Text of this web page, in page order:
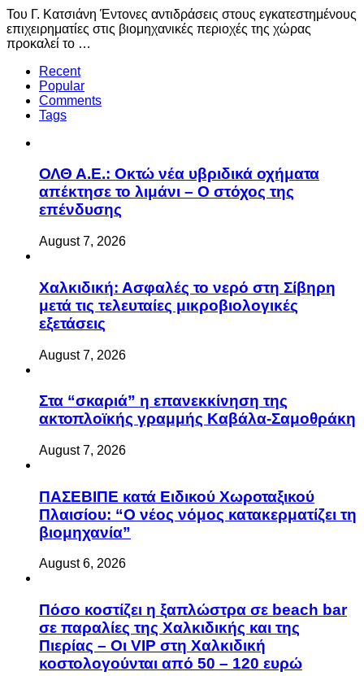
Του Γ. Κατσιάνη Έντονες αντιδράσεις στους εγκατεστημένους
επιχειρηματίες στις βιομηχανικές περιοχές της χώρας
προκαλεί το …
Recent
Popular
Comments
Tags
ΟΛΘ Α.Ε.: Οκτώ νέα υβριδικά οχήματα
απέκτησε το λιμάνι – Ο στόχος της
επένδυσης
August 7, 2026
Χαλκιδική: Ασφαλές το νερό στη Σίβηρη
μετά τις τελευταίες μικροβιολογικές
εξετάσεις
August 7, 2026
Στα “σκαριά” η επανεκκίνηση της
ακτοπλοϊκής γραμμής Καβάλα-Σαμοθράκη
August 7, 2026
ΠΑΣΕΒΙΠΕ κατά Ειδικού Χωροταξικού
Πλαισίου: “Ο νέος νόμος κατακερματίζει τη
βιομηχανία”
August 6, 2026
Πόσο κοστίζει η ξαπλώστρα σε beach bar
σε παραλίες της Χαλκιδικής και της
Πιερίας – Οι VIP στη Χαλκιδική
κοστολογούνται από 50 – 120 ευρώ